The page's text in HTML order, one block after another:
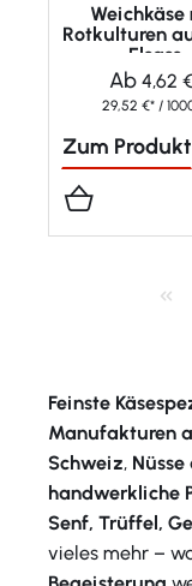
Weichkäse
Rotkulturen
Elsass
Ab 4,62
29,52 €* /
Zum Produkt
Feinste
Manufakturen
Schweiz,
handwerkliche
Senf, Trüffel,
vieles mehr –